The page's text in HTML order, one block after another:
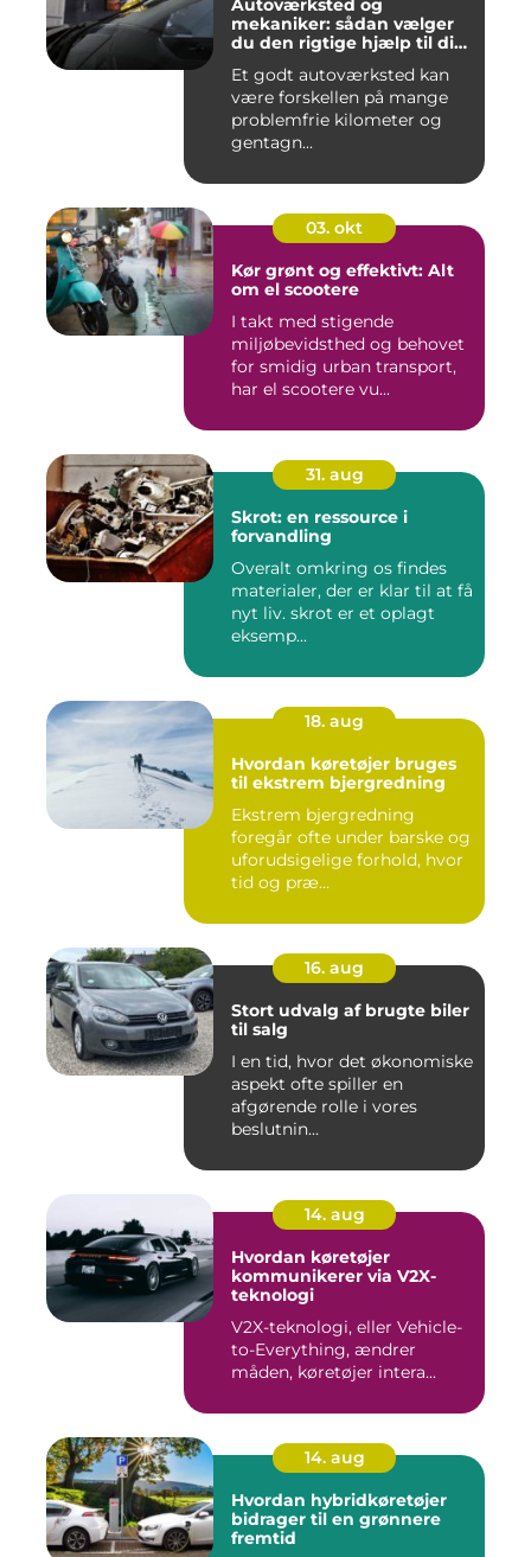
mekaniker: sådan vælger
du den rigtige hjælp til din
Et godt autoværksted kan
være forskellen på mange
problemfrie kilometer og
gentagn...
03. okt
Kør grønt og effektivt: Alt
om el scootere
I takt med stigende
miljøbevidsthed og behovet
for smidig urban transport,
har el scootere vu...
31. aug
Skrot: en ressource i
forvandling
Overalt omkring os findes
materialer, der er klar til at få
nyt liv. skrot er et oplagt
eksemp...
18. aug
Hvordan køretøjer bruges
til ekstrem bjergredning
Ekstrem bjergredning
foregår ofte under barske og
uforudsigelige forhold, hvor
tid og præ...
16. aug
Stort udvalg af brugte biler
til salg
I en tid, hvor det økonomiske
aspekt ofte spiller en
afgørende rolle i vores
beslutnin...
14. aug
Hvordan køretøjer
kommunikerer via V2X-
teknologi
V2X-teknologi, eller Vehicle-
to-Everything, ændrer
måden, køretøjer intera...
14. aug
Hvordan hybridkøretøjer
bidrager til en grønnere
fremtid